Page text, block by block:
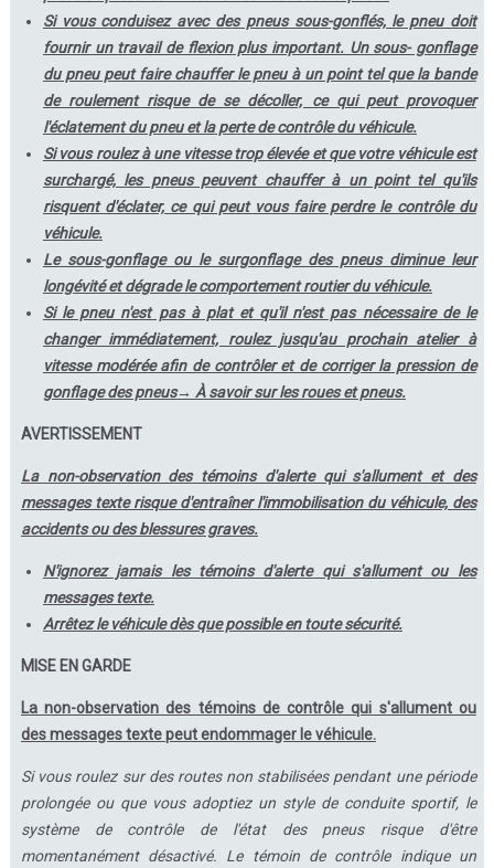
Si vous conduisez avec des pneus sous-gonflés, le pneu doit
fournir un travail de flexion plus important. Un sous- gonflage
du pneu peut faire chauffer le pneu à un point tel que la bande
de roulement risque de se décoller, ce qui peut provoquer
l'éclatement du pneu et la perte de contrôle du véhicule.
Si vous roulez à une vitesse trop élevée et que votre véhicule est
surchargé, les pneus peuvent chauffer à un point tel qu'ils
risquent d'éclater, ce qui peut vous faire perdre le contrôle du
véhicule.
Le sous-gonflage ou le surgonflage des pneus diminue leur
longévité et dégrade le comportement routier du véhicule.
Si le pneu n'est pas à plat et qu'il n'est pas nécessaire de le
changer immédiatement, roulez jusqu'au prochain atelier à
vitesse modérée afin de contrôler et de corriger la pression de
gonflage des pneus→ À savoir sur les roues et pneus.
AVERTISSEMENT
La non-observation des témoins d'alerte qui s'allument et des
messages texte risque d'entraîner l'immobilisation du véhicule, des
accidents ou des blessures graves.
N'ignorez jamais les témoins d'alerte qui s'allument ou les
messages texte.
Arrêtez le véhicule dès que possible en toute sécurité.
MISE EN GARDE
La non-observation des témoins de contrôle qui s'allument ou
des messages texte peut endommager le véhicule.
Si vous roulez sur des routes non stabilisées pendant une période
prolongée ou que vous adoptiez un style de conduite sportif, le
système de contrôle de l'état des pneus risque d'être
momentanément désactivé. Le témoin de contrôle indique un